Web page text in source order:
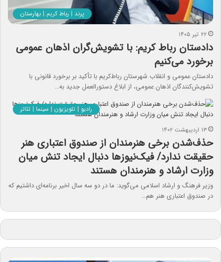
پرند | رباط کریم | بهارستان
۲۲ تیر ۱۴۰۵
دادستان رباط‌ کریم: با تشویش‌گران اذهان عمومی
برخورد می‌کنیم
دادستان عمومی و انقلاب شهرستان رباط‌کریم با تأکید بر برخورد قانونی با
تشویش‌کنندگان اذهان عمومی، از ابلاغ دستورالعمل جدید به…
رادیو | تلویزیون | سینما | تئاتر
۱۳ اردیبهشت ۱۴۰۲
حذف‌شدن برخی هنرمندان از صندوق اعتباری هنر
حقیقت ندارد/ فیک‌نیوزها دنبال ایجاد تنش میان
وزارت ارشاد و هنرمندان‌ هستند
وزیر فرهنگ و ارشاد اسلامی می‌گوید: ما در دو سه سال اخیر برنامه‌ای داشتیم که
در صندوق اعتباری هنر هم…